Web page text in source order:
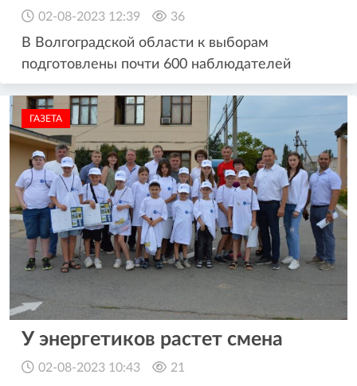
02-08-2023 12:39 36
В Волгоградской области к выборам
подготовлены почти 600 наблюдателей
ГАЗЕТА
У энергетиков растет смена
02-08-2023 10:43 21